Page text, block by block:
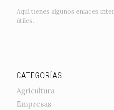
Aquí tienes algunos enlaces
útiles.
CATEGORÍAS
Agricultura
Empresas